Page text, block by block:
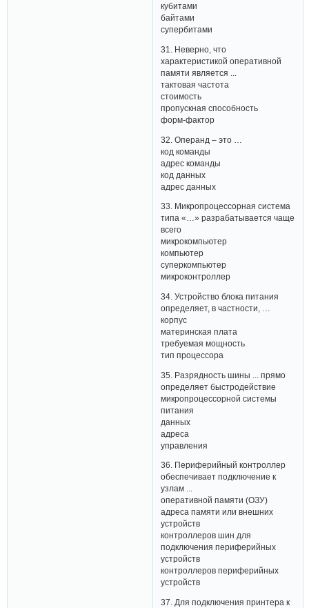
кубитами
байтами
супербитами
31. Неверно, что
характеристикой оперативной
памяти является ...
тактовая частота
стоимость
пропускная способность
форм-фактор
32. Операнд – это …
код команды
адрес команды
код данных
адрес данных
33. Микропроцессорная система
типа «…» разрабатывается чаще
всего
микрокомпьютер
компьютер
суперкомпьютер
микроконтроллер
34. Устройство блока питания
определяет, в частности, …
корпус
материнская плата
требуемая мощность
тип процессора
35. Разрядность шины ... прямо
определяет быстродействие
микропроцессорной системы
питания
данных
адреса
управления
36. Периферийный контроллер
обеспечивает подключение к
узлам ...
оперативной памяти (ОЗУ)
адреса памяти или внешних
устройств
контроллеров шин для
подключения периферийных
устройств
контроллеров периферийных
устройств
37. Для подключения принтера к